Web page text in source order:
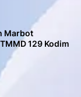
Marbot
129 Kodim